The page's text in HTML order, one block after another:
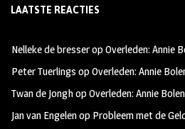
b
oo
k
ag
m
tt
LAATSTE REACTIES
Nelleke de bresseropOverleden: Annie
Peter Tuerlings opOverleden: Annie
Twan de JonghopOverleden: Annie
Jan van Engelenop Probleem met de